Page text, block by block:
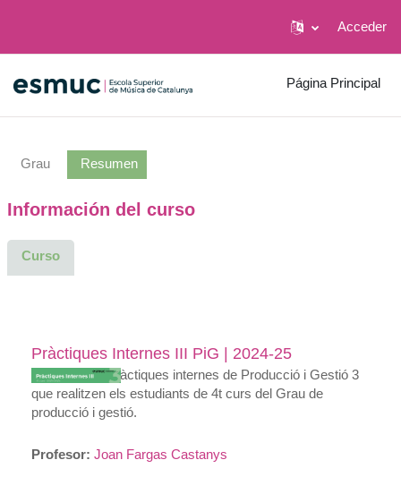
Acceder
Página Principal
Grau Resumen
Información del curso
Curso
Pràctiques Internes III PiG | 2024-25
Aulari de les Pràctiques internes de Producció i Gestió 3
que realitzen els estudiants de 4t curs del Grau de
producció i gestió.
Profesor: Joan Fargas Castanys